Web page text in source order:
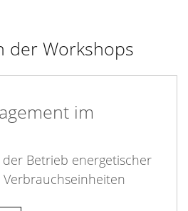
der Workshops
im
Betrieb energetischer